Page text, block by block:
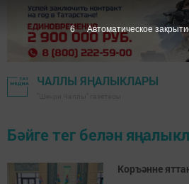
ЧАЛЛЫ ЯҢАЛЫКЛАРЫ
Бәйге тег белән
Коръәнне
5 Автоматическое